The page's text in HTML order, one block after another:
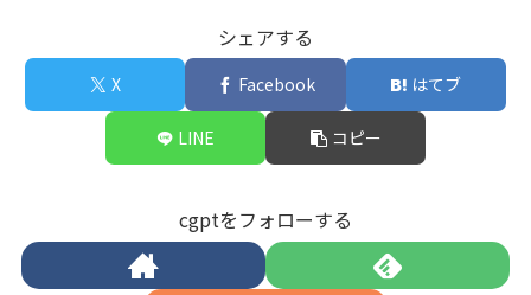
シェアする
X Facebook はてブ
LINE コピー
cgptをフォローする